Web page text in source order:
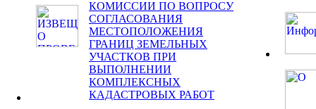
КОМИССИИ ПО ВОПРОСУ
СОГЛАСОВАНИЯ
МЕСТОПОЛОЖЕНИЯ
ГРАНИЦ ЗЕМЕЛЬНЫХ
УЧАСТКОВ ПРИ
ВЫПОЛНЕНИИ
КОМПЛЕКСНЫХ
КАДАСТРОВЫХ РАБОТ